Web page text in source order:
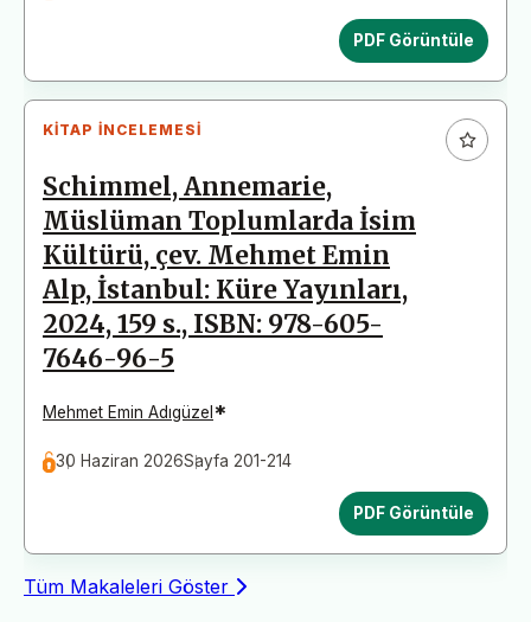
PDF Görüntüle
KITAP İNCELEMESI
Schimmel, Annemarie,
Müslüman Toplumlarda İsim
Kültürü, çev. Mehmet Emin
Alp, İstanbul: Küre Yayınları,
2024, 159 s., ISBN: 978-605-
7646-96-5
Mehmet Emin Adıgüzel *
30 Haziran 2026Sayfa 201-214
PDF Görüntüle
Tüm Makaleleri Göster